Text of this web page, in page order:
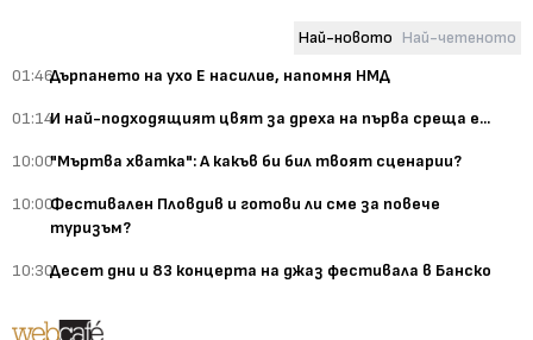
Най-новото Най-четеното
01:46Дърпането на ухо Е насилие, напомня НМД
01:14И най-подходящият цвят за дреха на първа среща е...
10:00"Мъртва хватка": А какъв би бил твоят сценарии?
10:00Фестивален Пловдив и готови ли сме за повече
туризъм?
10:30Десет дни и 83 концерта на джаз фестивала в Банско